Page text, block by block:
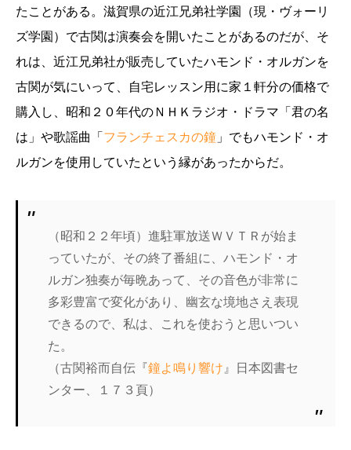
たことがある。滋賀県の近江兄弟社学園（現・ヴォーリ
ズ学園）で古関は演奏会を開いたことがあるのだが、そ
れは、近江兄弟社が販売していたハモンド・オルガンを
古関が気にいって、自宅レッスン用に家１軒分の価格で
購入し、昭和２０年代のＮＨＫラジオ・ドラマ「君の名
は」や歌謡曲「 フランチェスカの鐘 」でもハモンド・オ
ルガンを使用していたという縁があったからだ。
（昭和２２年頃）進駐軍放送ＷＶＴＲが始ま
っていたが、その終了番組に、ハモンド・オ
ルガン独奏が毎晩あって、その音色が非常に
多彩豊富で変化があり、幽玄な境地さえ表現
できるので、私は、これを使おうと思いつい
た。
（古関裕而自伝『鐘よ鳴り響け 』日本図書セ
ンター、１７３頁）